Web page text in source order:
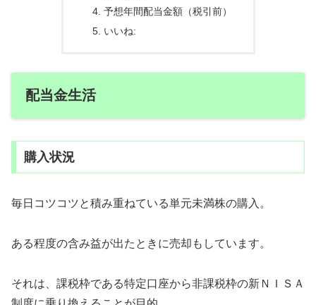
予想年間配当金額（税引前）
いいね:
配当金生活
購入状況
毎日コツコツと積み重ねている単元未満株の購入。
ある程度の含み益が出たときに売却もしています。
それは、課税枠である特定口座から非課税枠の新ＮＩＳＡ